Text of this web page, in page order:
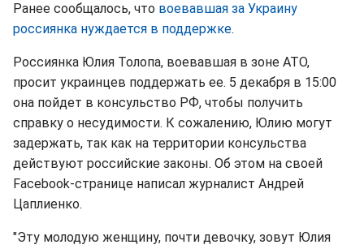
Ранее сообщалось, что воевавшая за Украину
россиянка нуждается в поддержке.
Россиянка Юлия Толопа, воевавшая в зоне АТО,
просит украинцев поддержать ее. 5 декабря в 15:00
она пойдет в консульство РФ, чтобы получить
справку о несудимости. К сожалению, Юлию могут
задержать, так как на территории консульства
действуют российские законы. Об этом на своей
Facebook-странице написал журналист Андрей
Цаплиенко.
"Эту молодую женщину, почти девочку, зовут Юлия